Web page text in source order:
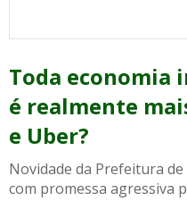
Toda economia
é realmente
e Uber?
Novidade da Prefeitura
com promessa agressiva